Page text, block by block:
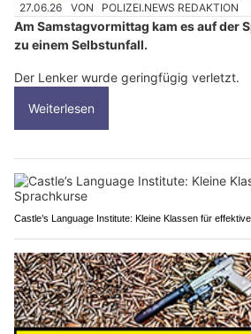
27.06.26 VON POLIZEI.NEWS REDAKTION
Am Samstagvormittag kam es auf der
zu einem Selbstunfall.
Der Lenker wurde geringfügig verletzt.
Weiterlesen
Castle’s Language Institute: Kleine Klassen für